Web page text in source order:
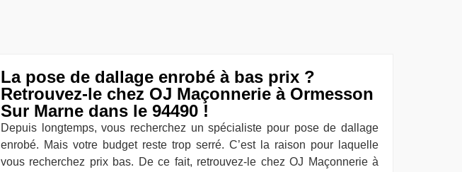
La pose de dallage enrobé à bas prix ?
Retrouvez-le chez OJ Maçonnerie à Ormesson
Sur Marne dans le 94490 !
Depuis longtemps, vous recherchez un spécialiste pour pose de dallage
enrobé. Mais votre budget reste trop serré. C’est la raison pour laquelle
vous recherchez prix bas. De ce fait, retrouvez-le chez OJ Maçonnerie à